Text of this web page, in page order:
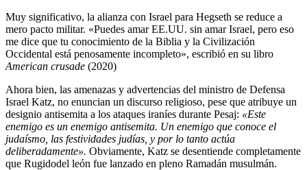
Muy significativo, la alianza con Israel para Hegseth se reduce a
mero pacto militar. «Puedes amar EE.UU. sin amar Israel, pero eso
me dice que tu conocimiento de la Biblia y la Civilización
Occidental está penosamente incompleto», escribió en su libro
American crusade (2020)
Ahora bien, las amenazas y advertencias del ministro de Defensa
Israel Katz, no enuncian un discurso religioso, pese que atribuye un
designio antisemita a los ataques iraníes durante Pesaj: «Este
enemigo es un enemigo antisemita. Un enemigo que conoce el
judaísmo, las festividades judías, y por lo tanto actúa
deliberadamente». Obviamente, Katz se desentiende completamente
que Rugidodel león fue lanzado en pleno Ramadán musulmán.